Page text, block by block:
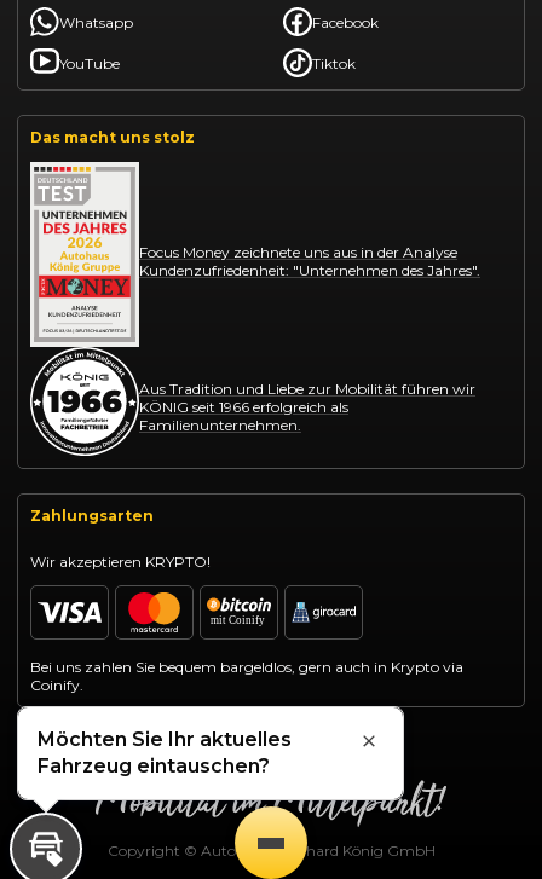
Whatsapp Facebook
YouTube Tiktok
Das macht uns stolz
Focus Money zeichnete uns aus in der Analyse
Kundenzufriedenheit: "Unternehmen des Jahres".
Aus Tradition und Liebe zur Mobilität führen wir
KÖNIG seit 1966 erfolgreich als
Familienunternehmen.
Zahlungsarten
Wir akzeptieren KRYPTO!
Bei uns zahlen Sie bequem bargeldlos, gern auch in Krypto via
Coinify.
Copyright © Autohaus Gotthard König GmbH
Inzahlungnahme
Möchten Sie Ihr aktuelles
Fahrzeug eintauschen?
Schließen